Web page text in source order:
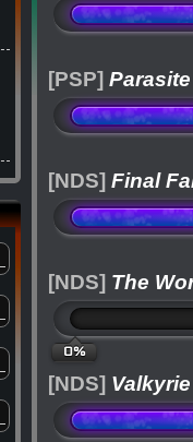
[PSP]
[NDS] Final
[NDS] The
0%
[NDS]